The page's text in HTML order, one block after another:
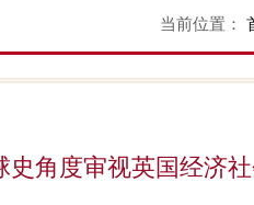
当前位置：
角度审视英国经济